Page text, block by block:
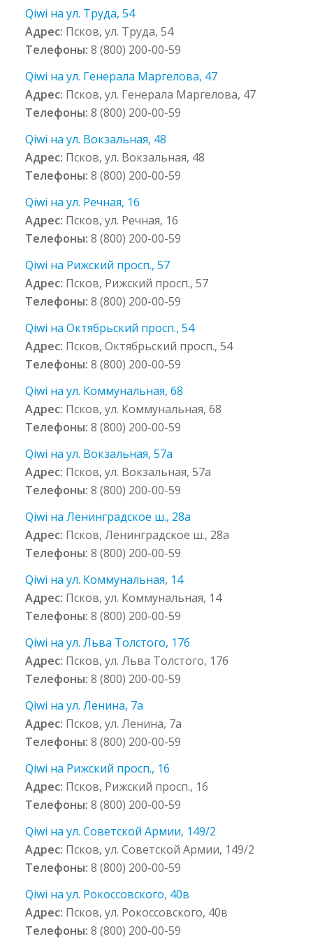
Qiwi на ул. Труда, 54
Адрес: Псков, ул. Труда, 54
Телефоны:8 (800) 200-00-59
Qiwi на ул. Генерала Маргелова, 47
Адрес: Псков, ул. Генерала Маргелова, 47
Телефоны:8 (800) 200-00-59
Qiwi на ул. Вокзальная, 48
Адрес: Псков, ул. Вокзальная, 48
Телефоны:8 (800) 200-00-59
Qiwi на ул. Речная, 16
Адрес: Псков, ул. Речная, 16
Телефоны:8 (800) 200-00-59
Qiwi на Рижский просп., 57
Адрес: Псков, Рижский просп., 57
Телефоны:8 (800) 200-00-59
Qiwi на Октябрьский просп., 54
Адрес: Псков, Октябрьский просп., 54
Телефоны:8 (800) 200-00-59
Qiwi на ул. Коммунальная, 68
Адрес: Псков, ул. Коммунальная, 68
Телефоны:8 (800) 200-00-59
Qiwi на ул. Вокзальная, 57а
Адрес: Псков, ул. Вокзальная, 57а
Телефоны:8 (800) 200-00-59
Qiwi на Ленинградское ш., 28а
Адрес: Псков, Ленинградское ш., 28а
Телефоны:8 (800) 200-00-59
Qiwi на ул. Коммунальная, 14
Адрес: Псков, ул. Коммунальная, 14
Телефоны:8 (800) 200-00-59
Qiwi на ул. Льва Толстого, 17б
Адрес: Псков, ул. Льва Толстого, 17б
Телефоны:8 (800) 200-00-59
Qiwi на ул. Ленина, 7а
Адрес: Псков, ул. Ленина, 7а
Телефоны:8 (800) 200-00-59
Qiwi на Рижский просп., 16
Адрес: Псков, Рижский просп., 16
Телефоны:8 (800) 200-00-59
Qiwi на ул. Советской Армии, 149/2
Адрес: Псков, ул. Советской Армии, 149/2
Телефоны:8 (800) 200-00-59
Qiwi на ул. Рокоссовского, 40в
Адрес: Псков, ул. Рокоссовского, 40в
Телефоны:8 (800) 200-00-59